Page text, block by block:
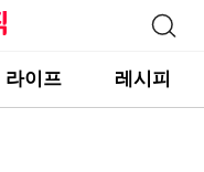
라이프 레시피